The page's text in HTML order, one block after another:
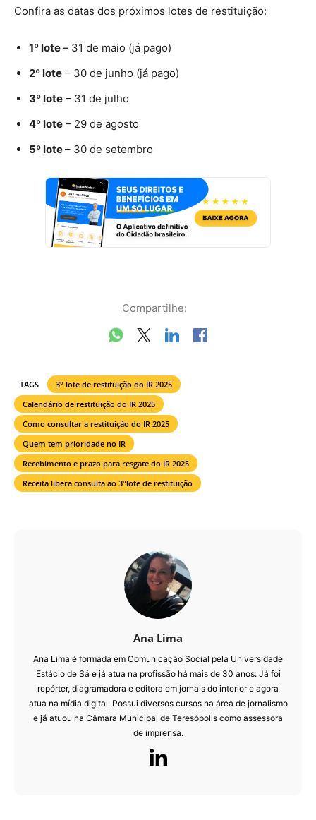
Confira as datas dos próximos lotes de restituição:
1º lote – 31 de maio (já pago)
2º lote – 30 de junho (já pago)
3º lote – 31 de julho
4º lote – 29 de agosto
5º lote– 30 de setembro
Compartilhe:
TAGS
3° lote de restituição do IR 2025
Calendário de restituição do IR 2025
Como consultar a restituição do IR 2025
Quem tem prioridade no IR
Recebimento e prazo para resgate do IR 2025
Receita libera consulta ao 3°lote de restituição
Ana Lima
Ana Lima é formada em Comunicação Social pela Universidade
Estácio de Sá e já atua na profissão há mais de 30 anos. Já foi
repórter, diagramadora e editora em jornais do interior e agora
atua na mídia digital. Possui diversos cursos na área de jornalismo
e já atuou na Câmara Municipal de Teresópolis como assessora
de imprensa.